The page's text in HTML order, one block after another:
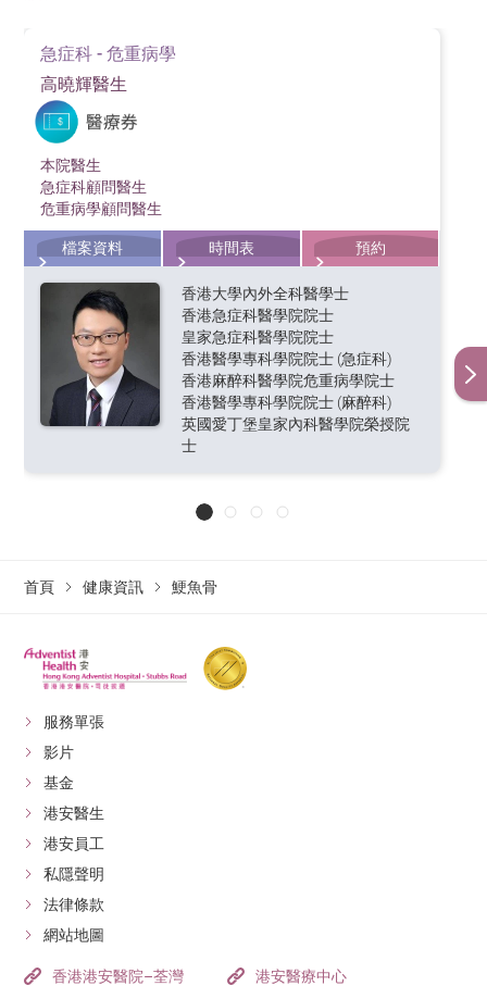
急症科 - 危重病學
高曉輝醫生
本院醫生
急症科顧問醫生
危重病學顧問醫生
檔案資料 時間表 預約
香港大學內外全科醫學士
香港急症科醫學院院士
皇家急症科醫學院院士
香港醫學專科學院院士 (急症科)
香港麻醉科醫學院危重病學院士
香港醫學專科學院院士 (麻醉科)
英國愛丁堡皇家內科醫學院榮授院
士
首頁 健康資訊 鯁魚骨
服務單張
影片
基金
港安醫生
港安員工
私隱聲明
法律條款
網站地圖
香港港安醫院–荃灣
港安醫療中心